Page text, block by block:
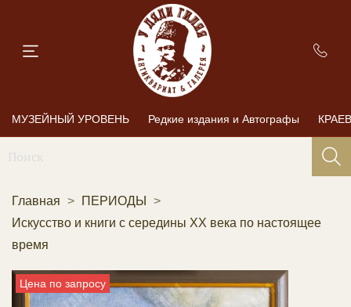
МУЗЕЙНЫЙ УРОВЕНЬ Редкие издания и Автографы
Главная
ПЕРИОДЫ
Искусство и книги с середины XX века по настоящее
время
Цена по запросу